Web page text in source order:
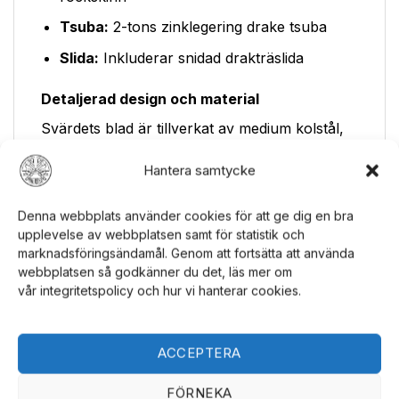
Hantera samtycke
Denna webbplats använder cookies för att ge dig en bra
upplevelse av webbplatsen samt för statistik och
marknadsföringsändamål. Genom att fortsätta att använda
webbplatsen så godkänner du det, läs mer om
vår integritetspolicy och hur vi hanterar cookies.
ACCEPTERA
FÖRNEKA
Tsuba: 2-tons zinklegering drake tsuba
Slida: Inkluderar snidad drakträslida
Detaljerad design och material
Svärdets blad är tillverkat av medium kolstål,
skärpa. Bladet har en blodskåra, vilket bidrar
lindat med blå sladd och imitation av
rockskinn, vilket ger ett bekvämt och säkert
grepp. Tsuba (handskyddet) är tillverkat av 2-
tons zinklegering och har en detaljerad
kompletterar svärdets övergripande design.
Detta samurajsvärd är idealiskt för den som